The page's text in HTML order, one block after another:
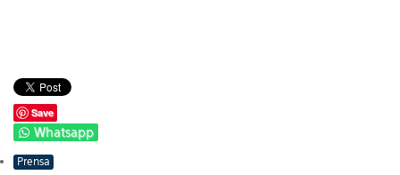
Save
Whatsapp
Prensa